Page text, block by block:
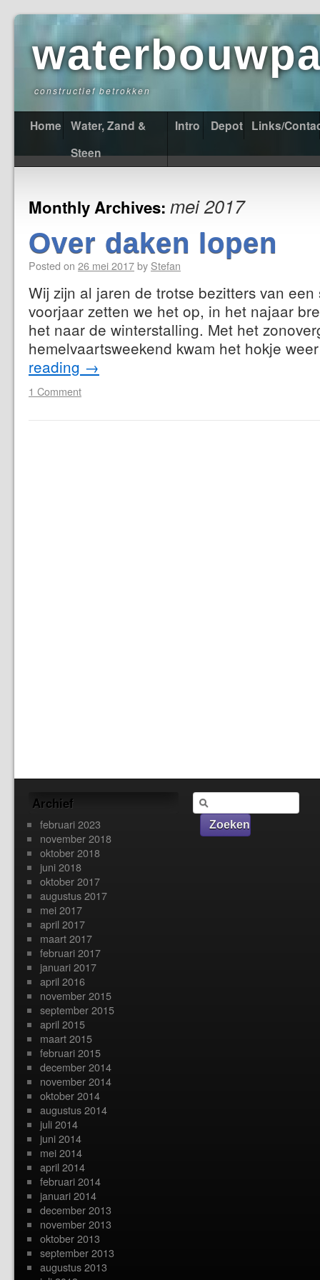
constructief betrokken
Home
Water, Zand &
Steen
Intro Depot Links/
Monthly Archives: mei 2017
Over daken lopen
Posted on 26 mei 2017by Stefan
Wij zijn al jaren de trotse bezitters van
voorjaar zetten we het op, in het najaar
het naar de winterstalling. Met het
hemelvaartsweekend kwam het hokje
reading →
1 Comment
Archief
februari 2023
november 2018
oktober 2018
juni 2018
oktober 2017
augustus 2017
mei 2017
april 2017
maart 2017
februari 2017
januari 2017
april 2016
november 2015
september 2015
april 2015
maart 2015
februari 2015
december 2014
november 2014
oktober 2014
augustus 2014
juli 2014
juni 2014
mei 2014
april 2014
februari 2014
januari 2014
december 2013
november 2013
oktober 2013
september 2013
augustus 2013